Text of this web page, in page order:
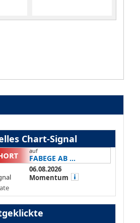
Chart-Signal
auf
FABEGE AB ...
06.08.2026
Momentum